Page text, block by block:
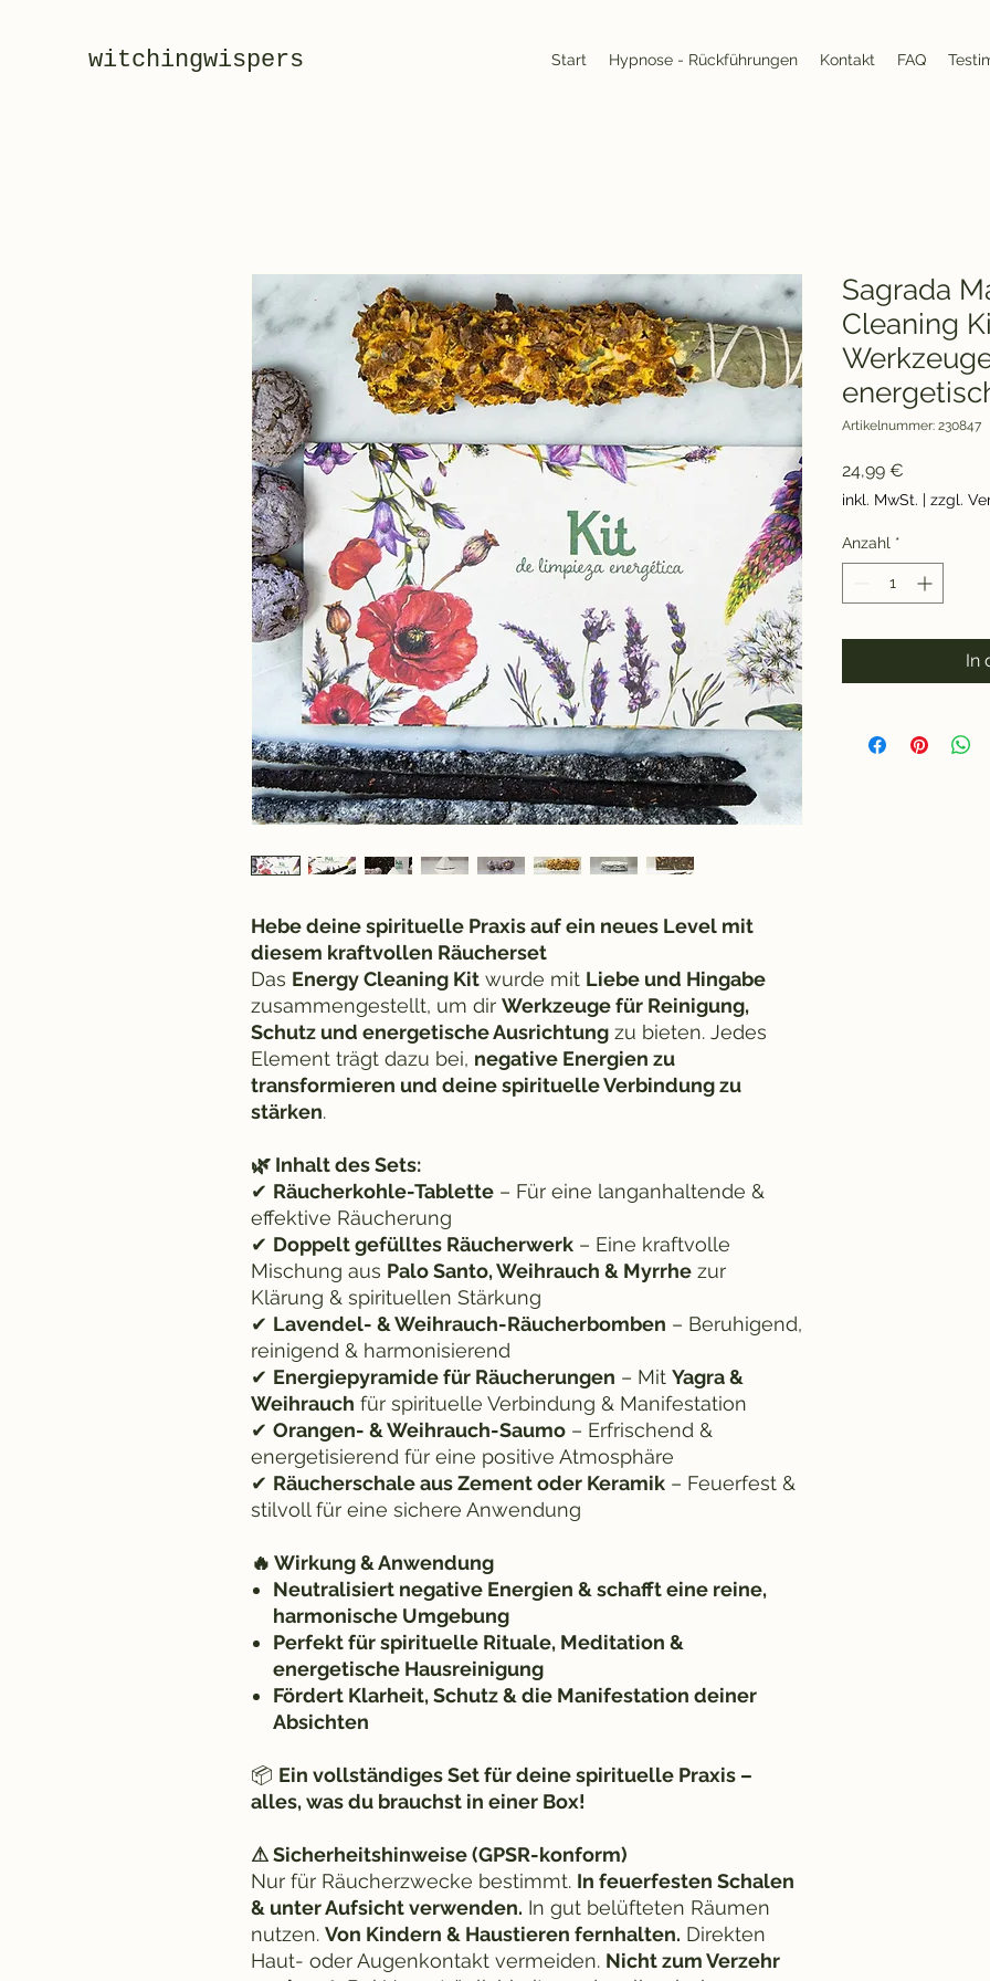
witchingwispers Start Hypnose - Rückführungen Kontakt FAQ
Hebe deine spirituelle Praxis auf ein neues Level mit
diesem kraftvollen Räucherset
Das Energy Cleaning Kit wurde mit Liebe und Hingabe
zusammengestellt, um dir Werkzeuge für Reinigung,
Schutz und energetische Ausrichtung zu bieten. Jedes
Element trägt dazu bei, negative Energien zu
transformieren und deine spirituelle Verbindung zu
stärken.
🌿 Inhalt des Sets:
✔ Räucherkohle-Tablette – Für eine langanhaltende &
effektive Räucherung
✔ Doppelt gefülltes Räucherwerk – Eine kraftvolle
Mischung aus Palo Santo, Weihrauch & Myrrhe zur
Klärung & spirituellen Stärkung
✔ Lavendel- & Weihrauch-Räucherbomben – Beruhigend,
reinigend & harmonisierend
✔ Energiepyramide für Räucherungen – Mit Yagra &
Weihrauch für spirituelle Verbindung & Manifestation
✔ Orangen- & Weihrauch-Saumo – Erfrischend &
energetisierend für eine positive Atmosphäre
✔ Räucherschale aus Zement oder Keramik – Feuerfest &
stilvoll für eine sichere Anwendung
🔥 Wirkung & Anwendung
Neutralisiert negative Energien & schafft eine reine,
harmonische Umgebung
Perfekt für spirituelle Rituale, Meditation &
energetische Hausreinigung
Fördert Klarheit, Schutz & die Manifestation deiner
Absichten
📦 Ein vollständiges Set für deine spirituelle Praxis –
alles, was du brauchst in einer Box!
⚠ Sicherheitshinweise (GPSR-konform)
Nur für Räucherzwecke bestimmt. In feuerfesten Schalen
& unter Aufsicht verwenden. In gut belüfteten Räumen
nutzen. Von Kindern & Haustieren fernhalten. Direkten
Haut- oder Augenkontakt vermeiden. Nicht zum Verzehr
Sagrada
Cleaning
Artikelnummer: 230847
24,99 €
inkl. MwSt. | zzgl.
Anzahl *
In